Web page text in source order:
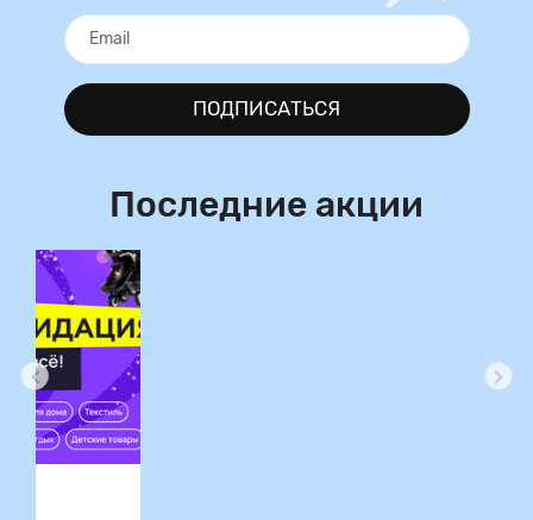
ПОДПИСАТЬСЯ
Последние акции